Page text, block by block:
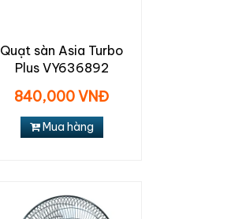
Quạt sàn Asia Turbo
Plus VY636892
840,000 VNĐ
Mua hàng